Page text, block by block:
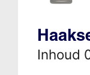
Inhoud